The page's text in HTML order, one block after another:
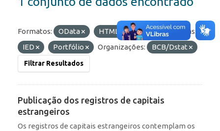
Formatos: OData HTML API
Etiquetas:
IED
Portfólio Organizações: BCB/Dstat
Filtrar Resultados
Publicação dos registros de capitais
estrangeiros
Os registros de capitais estrangeiros contemplam os